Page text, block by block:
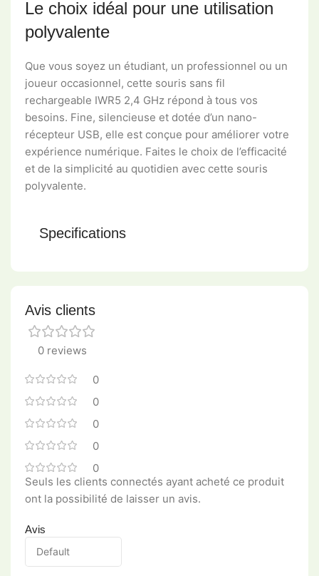
Le choix idéal pour une utilisation
polyvalente
Que vous soyez un étudiant, un professionnel ou un
joueur occasionnel, cette souris sans fil
rechargeable IWR5 2,4 GHz répond à tous vos
besoins. Fine, silencieuse et dotée d’un nano-
récepteur USB, elle est conçue pour améliorer votre
expérience numérique. Faites le choix de l’efficacité
et de la simplicité au quotidien avec cette souris
polyvalente.
Specifications
Avis clients
0 reviews
0
0
0
0
0
Avis
Seuls les clients connectés ayant acheté ce produit
ont la possibilité de laisser un avis.